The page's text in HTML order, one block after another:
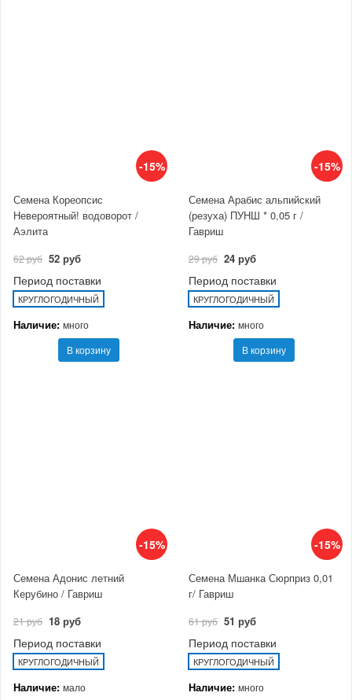
-15%
Семена Кореопсис
Невероятный! водоворот /
Аэлита
62 руб 52 руб
Период поставки
КРУГЛОГОДИЧНЫЙ
Наличие: много
В корзину
-15%
Семена Арабис альпийский
(резуха) ПУНШ * 0,05 г /
Гавриш
29 руб 24 руб
Период поставки
КРУГЛОГОДИЧНЫЙ
Наличие: много
В корзину
-15%
Семена Адонис летний
Керубино / Гавриш
21 руб 18 руб
Период поставки
КРУГЛОГОДИЧНЫЙ
Наличие: мало
-15%
Семена Мшанка Сюрприз 0,01
г/ Гавриш
61 руб 51 руб
Период поставки
КРУГЛОГОДИЧНЫЙ
Наличие: много